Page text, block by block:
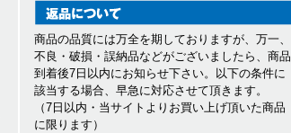
商品の品質には万全を期しておりますが、万一、
不良・破損・誤納品などがございましたら、商品
到着後7日以内にお知らせ下さい。以下の条件に
該当する場合、早急に対応させて頂きます。
（7日以内・当サイトよりお買い上げ頂いた商品
に限ります）